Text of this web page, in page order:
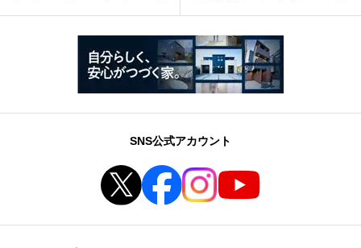
SNS公式アカウント